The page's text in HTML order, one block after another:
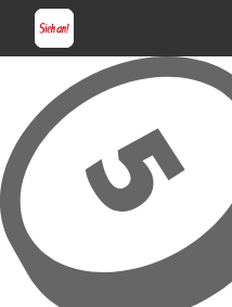
Zum Hauptinhalt springen